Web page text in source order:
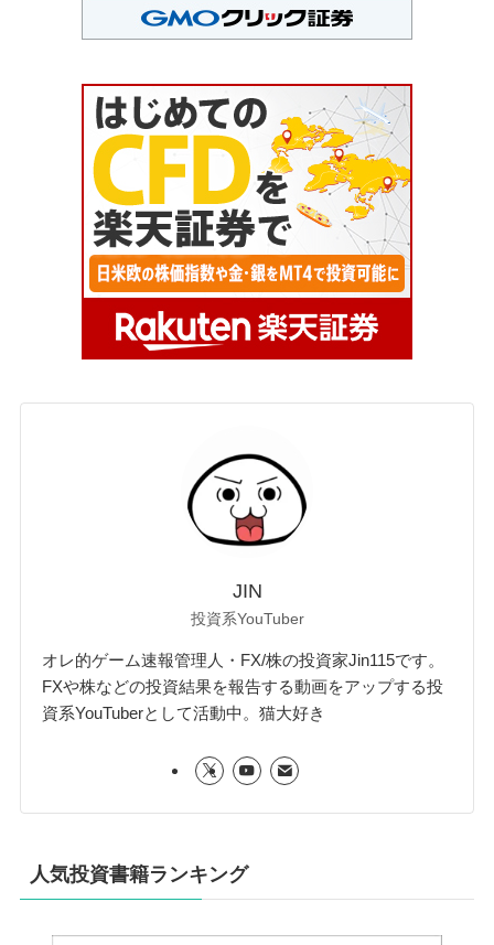
JIN
投資系YouTuber
オレ的ゲーム速報管理人・FX/株の投資家Jin115です。
FXや株などの投資結果を報告する動画をアップする投
資系YouTuberとして活動中。猫大好き
人気投資書籍ランキング